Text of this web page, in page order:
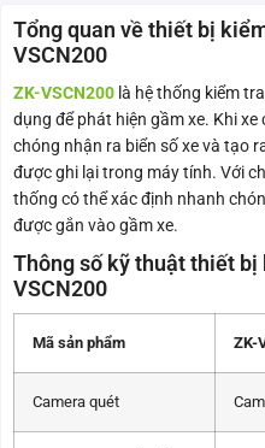
Tổng quan về thiết bị
VSCN200
ZK-VSCN200 là hệ thống kiểm
dụng để phát hiện gầm xe. Khi
chóng nhận ra biển số xe và tạo
được ghi lại trong máy tính. Với
thống có thể xác định nhanh
được gắn vào gầm xe.
Thông số kỹ thuật thiết bị
VSCN200
Mã sản phẩm ZK-
Camera quét